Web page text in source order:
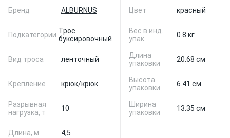
Бренд ALBURNUS
Подкатегории Трос
буксировочный
Вид троса ленточный
Крепление крюк/крюк
Разрывная
нагрузка, т
10
Длина, м 4,5
Цвет красный
Вес в инд.
упак.
0.8 кг
Длина
упаковки
20.68 см
Высота
упаковки
6.41 см
Ширина
упаковки
13.35 см